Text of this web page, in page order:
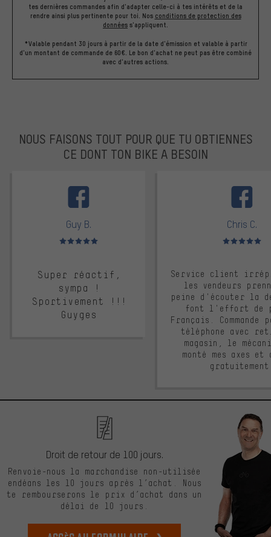
tes dernières commandes afin d'adapter celle-ci à tes intérêts et de la
rendre ainsi plus pertinente pour toi. Nos conditions de protection des
données s'appliquent.
*Valable pendant 30 jours à partir de la date d'émission et valable à partir
d'un montant de commande de 60€. Le bon d'achat ne peut pas être combiné
avec d'autres actions.
NOUS FAISONS TOUT POUR QUE TU OBTIENNES
CE DONT TON BIKE A BESOIN
Guy B.
Note moyenne : 5 sur 5
Super réactif,
sympa !
Sportivement !!!
Guyges
Chris C.
Note moyenne :
Service client
les vendeurs
peine d'écouter la
font l'effort de
Français. Commande
téléphone avec
magasin, le
monté mes axes et
Droit de retour de 100 jours.
Renvoie-nous la marchandise non-utilisée
endéans les 10 jours après l’achat. Nous
te rembourserons le prix d’achat dans un
délai de 10 jours.